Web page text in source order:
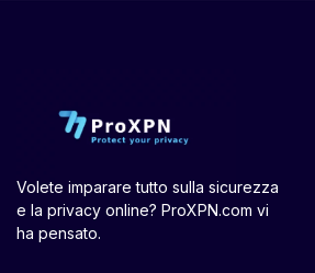
Volete imparare tutto sulla sicurezza
e la privacy online? ProXPN.com vi
ha pensato.